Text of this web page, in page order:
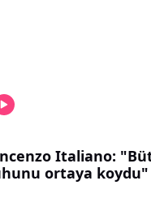
Italiano:
ortaya koydu"